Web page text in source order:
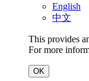
English
中文
This provides
For more
OK